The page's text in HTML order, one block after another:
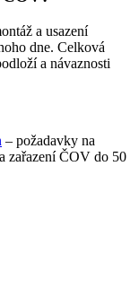
a usazení
dne. Celková
a návaznosti
– požadavky na
zařazení ČOV do 50